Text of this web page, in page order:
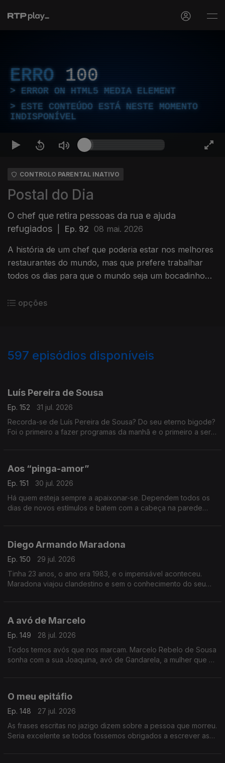
ERRO 100
ERROR ON HTML5 MEDIA ELEMENT
ESTE CONTEÚDO ESTÁ NESTE MOMENTO
INDISPONÍVEL
CONTROLO PARENTAL INATIVO
Postal do Dia
O chef que retira pessoas da rua e ajuda
refugiados
Ep. 92 08 mai. 2026
A história de um chef que poderia estar nos melhores
restaurantes do mundo, mas que prefere trabalhar
todos os dias para que o mundo seja um bocadinho
opções
597 episódios disponíveis
Luís Pereira de Sousa
Ep. 152
31 jul. 2026
Recorda-se de Luís Pereira de Sousa? Do seu eterno bigode?
Foi o primeiro a fazer programas da manhã e o primeiro a ser
Aos “pinga-amor”
Ep. 151
30 jul. 2026
Há quem esteja sempre a apaixonar-se. Dependem todos os
dias de novos estímulos e batem com a cabeça na parede
Diego Armando Maradona
Ep. 150
29 jul. 2026
Tinha 23 anos, o ano era 1983, e o impensável aconteceu.
Maradona viajou clandestino e sem o conhecimento do seu
A avó de Marcelo
Ep. 149
28 jul. 2026
Todos temos avós que nos marcam. Marcelo Rebelo de Sousa
sonha com a sua Joaquina, avó de Gandarela, a mulher que o
O meu epitáfio
Ep. 148
27 jul. 2026
As frases escritas no jazigo dizem sobre a pessoa que morreu.
Seria excelente se todos fossemos obrigados a escrever as